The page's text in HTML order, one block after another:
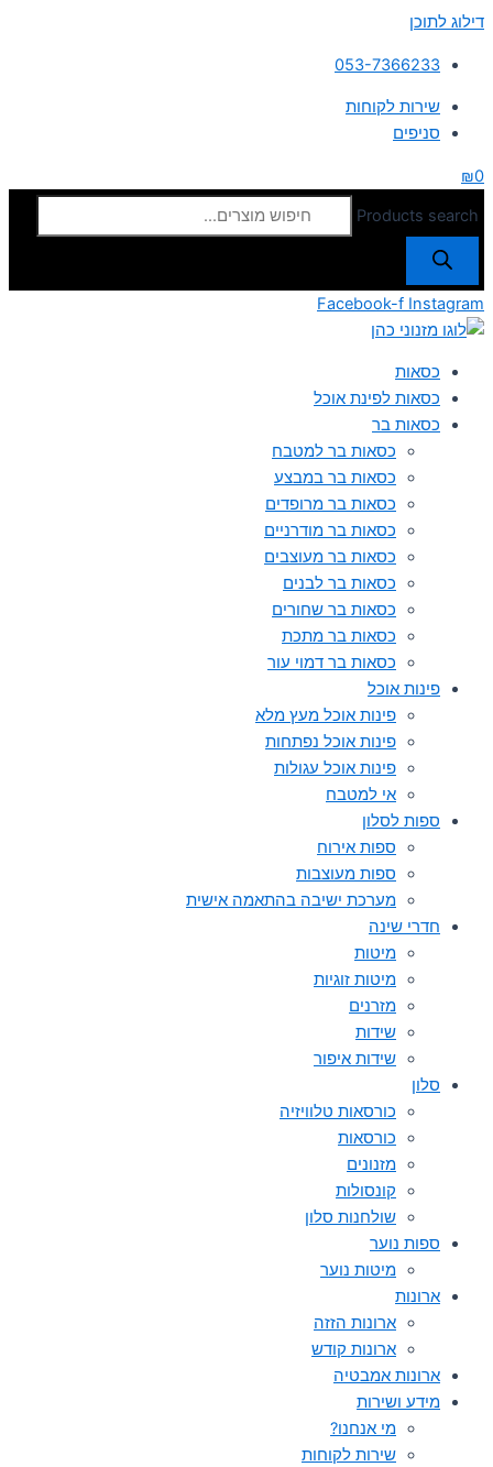
דילוג לתוכן
053-7366233
שירות לקוחות
סניפים
₪0
Products search
Facebook-f Instagram
כסאות
כסאות לפינת אוכל
כסאות בר
כסאות בר למטבח
כסאות בר במבצע
כסאות בר מרופדים
כסאות בר מודרניים
כסאות בר מעוצבים
כסאות בר לבנים
כסאות בר שחורים
כסאות בר מתכת
כסאות בר דמוי עור
פינות אוכל
פינות אוכל מעץ מלא
פינות אוכל נפתחות
פינות אוכל עגולות
אי למטבח
ספות לסלון
ספות אירוח
ספות מעוצבות
מערכת ישיבה בהתאמה אישית
חדרי שינה
מיטות
מיטות זוגיות
מזרנים
שידות
שידות איפור
סלון
כורסאות טלוויזיה
כורסאות
מזנונים
קונסולות
שולחנות סלון
ספות נוער
מיטות נוער
ארונות
ארונות הזזה
ארונות קודש
ארונות אמבטיה
מידע ושירות
מי אנחנו?
שירות לקוחות